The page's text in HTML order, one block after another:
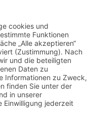
Berufserfahrung rund um
den Service. Seit 2021
es wichtig, dass Sie als
sondern auch